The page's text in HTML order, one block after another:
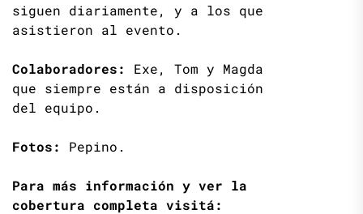
siguen diariamente, y a los que
asistieron al evento.
Colaboradores: Exe, Tom y Magda
que siempre están a disposición
del equipo.
Fotos: Pepino.
Para más información y ver la
cobertura completa visitá: